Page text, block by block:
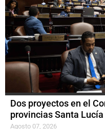
Dos proyectos en el
provincias Santa
Agosto 07, 2026